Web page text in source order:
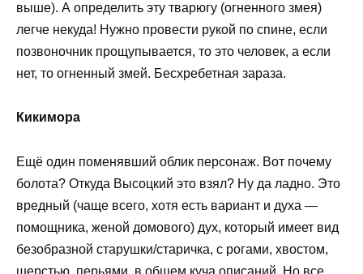
выше). А определить эту тварюгу (огненного змея)
легче некуда! Нужно провести рукой по спине, если
позвоночник прощупывается, то это человек, а если
нет, то огненный змей. Бесхребетная зараза.
Кикимора
Ещё один поменявший облик персонаж. Вот почему
болота? Откуда Высоцкий это взял? Ну да ладно. Это
вредный (чаще всего, хотя есть вариант и духа —
помощника, женой домового) дух, который имеет вид
безобразной старушки/старичка, с рогами, хвостом,
шерстью, перьями, в общем куча описаний. Но все